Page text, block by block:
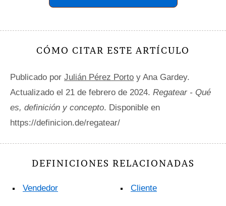
CÓMO CITAR ESTE ARTÍCULO
Publicado por Julián Pérez Porto y Ana Gardey.
Actualizado el 21 de febrero de 2024. Regatear - Qué
es, definición y concepto. Disponible en
https://definicion.de/regatear/
DEFINICIONES RELACIONADAS
Vendedor Cliente